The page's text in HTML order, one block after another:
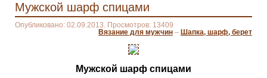
Мужской шарф спицами
Опубликовано: 02.09.2013. Просмотров: 13409
Вязание для мужчин – Шапка, шарф, берет
Мужской шарф спицами